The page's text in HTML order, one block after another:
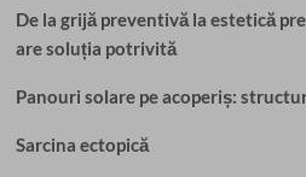
De la grijă preventivă la estetică
are soluția potrivită
Panouri solare pe acoperiș:
Sarcina ectopică